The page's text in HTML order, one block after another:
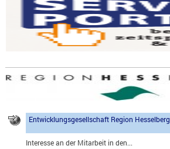
Entwicklungsgesellschaft Region Hesselberg
Interesse an der Mitarbeit in den...